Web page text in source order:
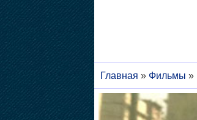
Главная » Фильмы »